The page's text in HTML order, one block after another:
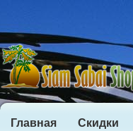
Главная Скидки